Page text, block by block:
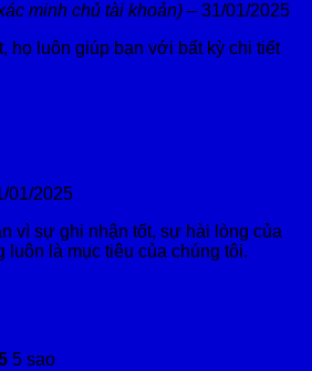
minh chủ tài khoản) – 31/01/2025
họ luôn giúp bạn với bất kỳ chi tiết
01/2025
vì sự ghi nhận tốt, sự hài lòng của
luôn là mục tiêu của chúng tôi.
5 sao